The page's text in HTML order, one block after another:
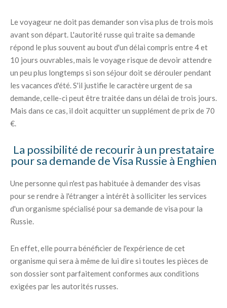
Le voyageur ne doit pas demander son visa plus de trois mois
avant son départ. L'autorité russe qui traite sa demande
répond le plus souvent au bout d'un délai compris entre 4 et
10 jours ouvrables, mais le voyage risque de devoir attendre
un peu plus longtemps si son séjour doit se dérouler pendant
les vacances d'été. S'il justifie le caractère urgent de sa
demande, celle-ci peut être traitée dans un délai de trois jours.
Mais dans ce cas, il doit acquitter un supplément de prix de 70
€.
La possibilité de recourir à un prestataire
pour sa demande de Visa Russie à Enghien
Une personne qui n'est pas habituée à demander des visas
pour se rendre à l'étranger a intérêt à solliciter les services
d'un organisme spécialisé pour sa demande de visa pour la
Russie.
En effet, elle pourra bénéficier de l'expérience de cet
organisme qui sera à même de lui dire si toutes les pièces de
son dossier sont parfaitement conformes aux conditions
exigées par les autorités russes.